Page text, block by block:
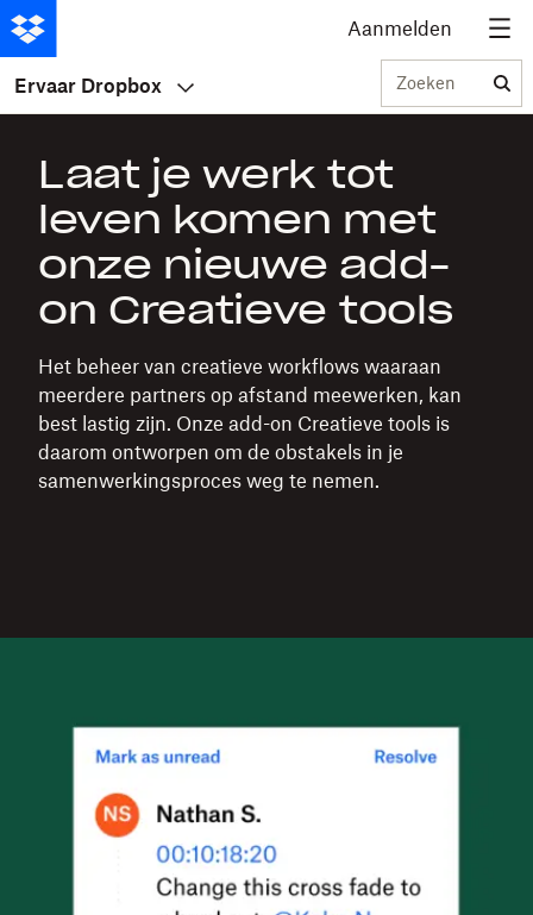
Aanmelden
Ervaar Dropbox Zoeken
Laat je werk tot
leven komen met
onze nieuwe add-
on Creatieve tools
Het beheer van creatieve workflows waaraan
meerdere partners op afstand meewerken, kan
best lastig zijn. Onze add-on Creatieve tools is
daarom ontworpen om de obstakels in je
samenwerkingsproces weg te nemen.